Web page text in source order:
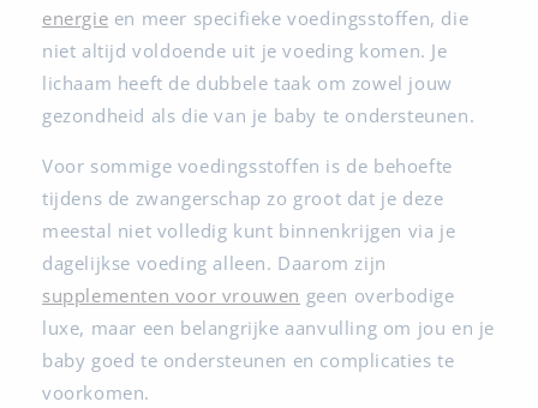
energie en meer specifieke voedingsstoffen, die
niet altijd voldoende uit je voeding komen. Je
lichaam heeft de dubbele taak om zowel jouw
gezondheid als die van je baby te ondersteunen.
Voor sommige voedingsstoffen is de behoefte
tijdens de zwangerschap zo groot dat je deze
meestal niet volledig kunt binnenkrijgen via je
dagelijkse voeding alleen. Daarom zijn
supplementen voor vrouwen geen overbodige
luxe, maar een belangrijke aanvulling om jou en je
baby goed te ondersteunen en complicaties te
voorkomen.